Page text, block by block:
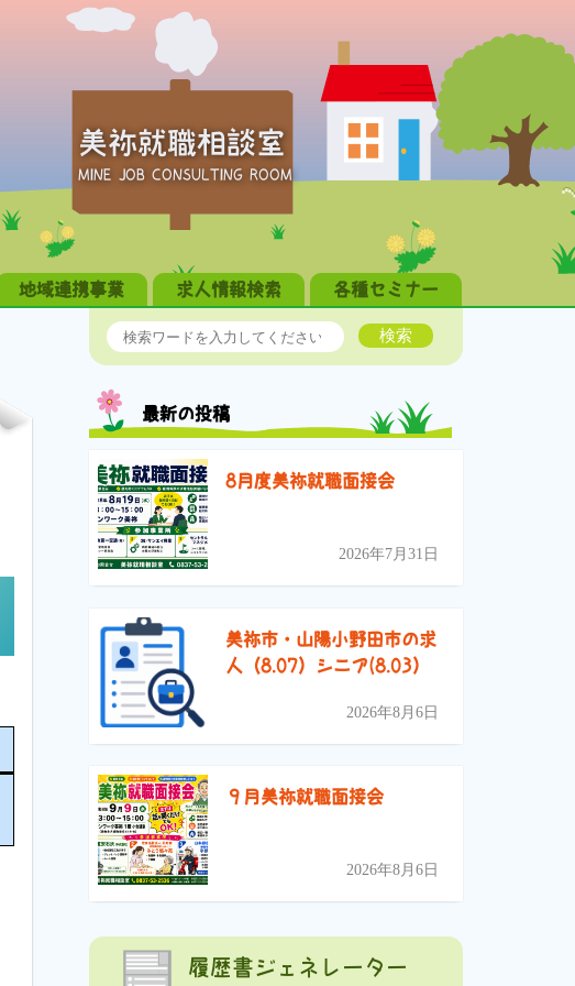
美祢就職相談室
MINE JOB CONSULTING ROOM
地域連携事業 求人情報検索 各種セミナー
検索
最新の投稿
8月度美祢就職面接会
2026年7月31日
美祢市・山陽小野田市の求
人（8.07）シニア(8.03）
2026年8月6日
９月美祢就職面接会
2026年8月6日
履歴書ジェネレーター